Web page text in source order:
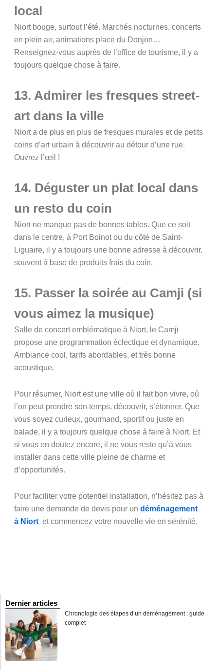
local
Niort bouge, surtout l’été. Marchés nocturnes, concerts
en plein air, animations place du Donjon…
Renseignez-vous auprès de l’office de tourisme, il y a
toujours quelque chose à faire.
13. Admirer les fresques street-
art dans la ville
Niort a de plus en plus de fresques murales et de petits
coins d’art urbain à découvrir au détour d’une rue.
Ouvrez l’œil !
14. Déguster un plat local dans
un resto du coin
Niort ne manque pas de bonnes tables. Que ce soit
dans le centre, à Port Boinot ou du côté de Saint-
Liguaire, il y a toujours une bonne adresse à découvrir,
souvent à base de produits frais du coin.
15. Passer la soirée au Camji (si
vous aimez la musique)
Salle de concert emblématique à Niort, le Camji
propose une programmation éclectique et dynamique.
Ambiance cool, tarifs abordables, et très bonne
acoustique.
Pour résumer, Niort est une ville où il fait bon vivre, où
l’on peut prendre son temps, découvrir, s’étonner. Que
vous soyez curieux, gourmand, sportif ou juste en
balade, il y a toujours quelque chose à faire à Niort. Et
si vous en doutez encore, il ne vous reste qu’à vous
installer dans cette ville pleine de charme et
d’opportunités.
Pour faciliter votre potentiel installation, n’hésitez pas à
faire une demande de devis pour undéménagement
à Niort et commencez votre nouvelle vie en sérénité.
Dernier articles
Chronologie des étapes d’un déménagement : guide
complet